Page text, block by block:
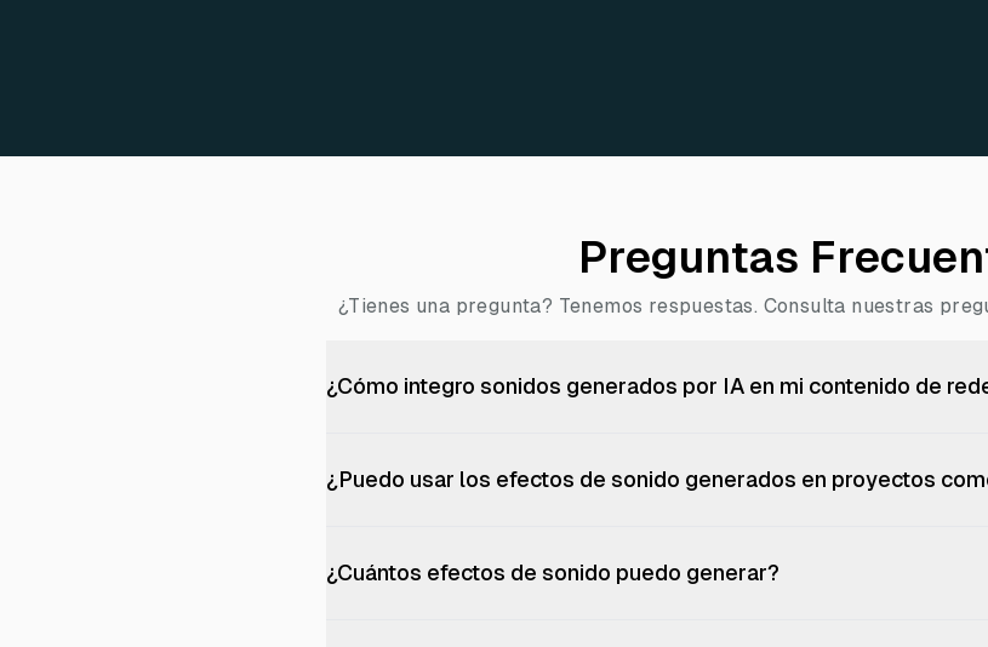
Preguntas
¿Tienes una pregunta? Tenemos respuestas. Consulta nuestras
¿Cómo integro sonidos generados por IA en mi contenido de
¿Puedo usar los efectos de sonido generados en proyectos
¿Cuántos efectos de sonido puedo generar?